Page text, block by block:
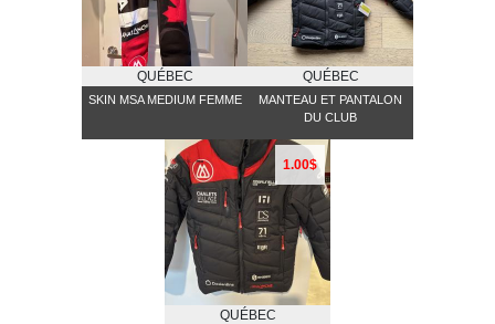
QUÉBEC
SKIN MSA MEDIUM FEMME
QUÉBEC
MANTEAU ET PANTALON
DU CLUB
1.00$
QUÉBEC